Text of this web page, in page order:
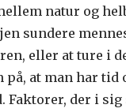
natur og
sundere
eller at ture i
på, at man har tid
Faktorer, der i sig